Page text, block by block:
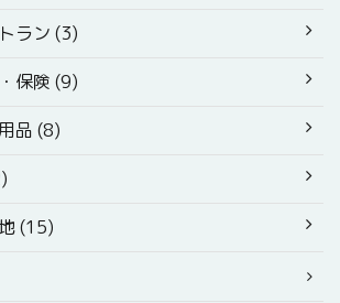
ラン (3)
保険 (9)
品 (8)
(15)